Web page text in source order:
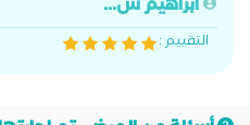
ابراهيم س...
التقييم :